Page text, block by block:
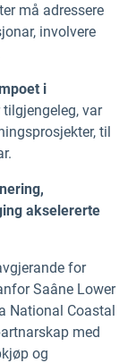
må adressere
involvere
i
var
til
akselererte
for
Saâne Lower
National Coastal
med
og